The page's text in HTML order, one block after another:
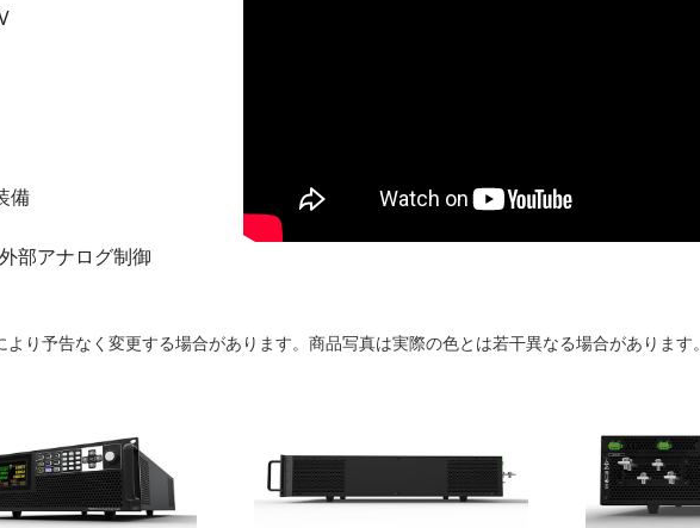
備
部アナログ制御
り予告なく変更する場合があります。商品写真は実際の色とは若干異なる場合があります。